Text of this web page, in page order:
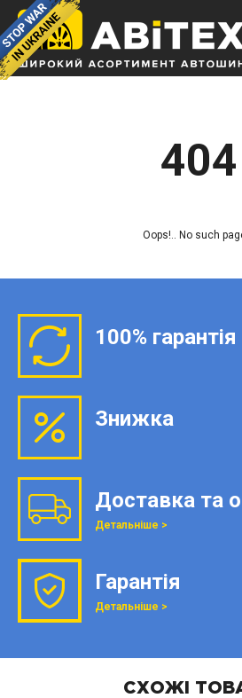
404
Oops!.. No such
100%
Знижка
Доставка та
Детальніше >
Гарантія
Детальніше >
СХОЖІ